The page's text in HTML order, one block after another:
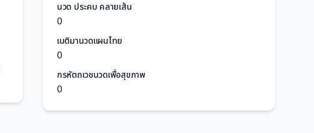
นวด ประคบ คลายเส้น
0
เนติมานวดแผนไทย
0
กรหัตถเวชนวดเพื่อสุขภาพ
0